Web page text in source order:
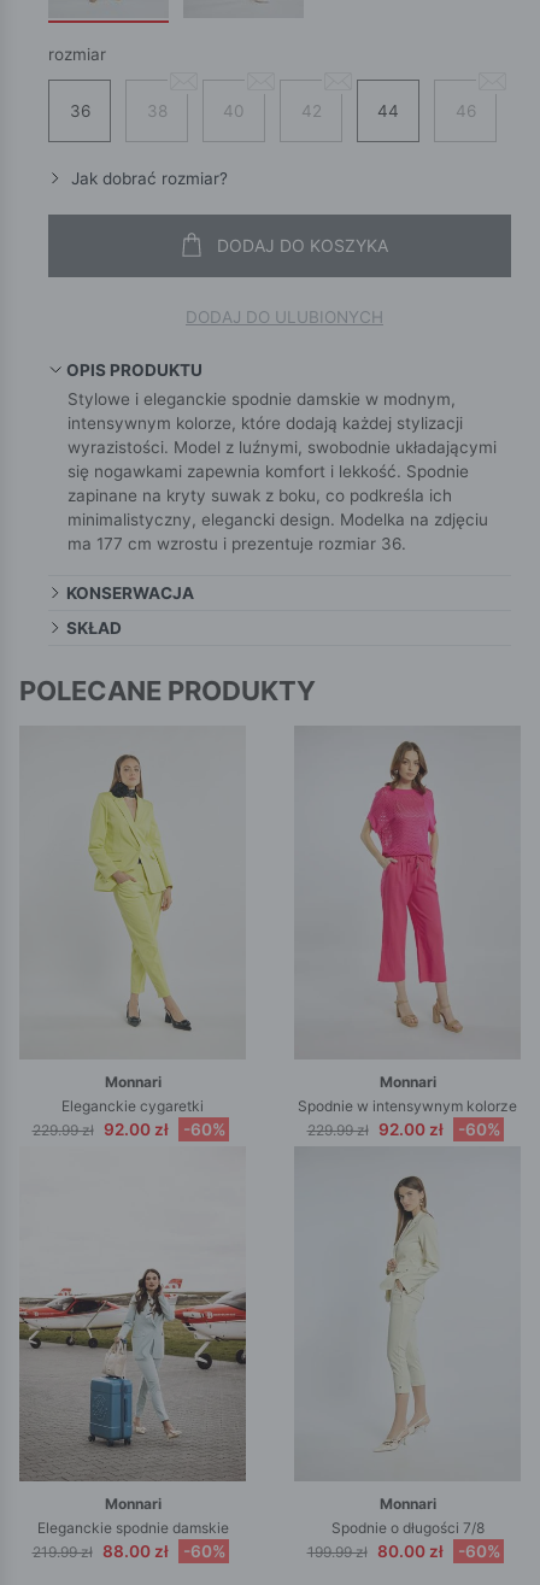
rozmiar
36 38 40 42 44 46
Jak dobrać rozmiar?
DODAJ DO KOSZYKA
DODAJ DO ULUBIONYCH
OPIS PRODUKTU
Stylowe i eleganckie spodnie damskie w modnym,
intensywnym kolorze, które dodają każdej stylizacji
wyrazistości. Model z luźnymi, swobodnie układającymi
się nogawkami zapewnia komfort i lekkość. Spodnie
zapinane na kryty suwak z boku, co podkreśla ich
minimalistyczny, elegancki design. Modelka na zdjęciu
ma 177 cm wzrostu i prezentuje rozmiar 36.
KONSERWACJA
SKŁAD
POLECANE PRODUKTY
Monnari
Eleganckie cygaretki
229.99 zł 92.00 zł -60%
Monnari
Spodnie w intensywnym kolorze
229.99 zł 92.00 zł -60%
Monnari
Eleganckie spodnie damskie
219.99 zł 88.00 zł -60%
Monnari
Spodnie o długości 7/8
199.99 zł 80.00 zł -60%